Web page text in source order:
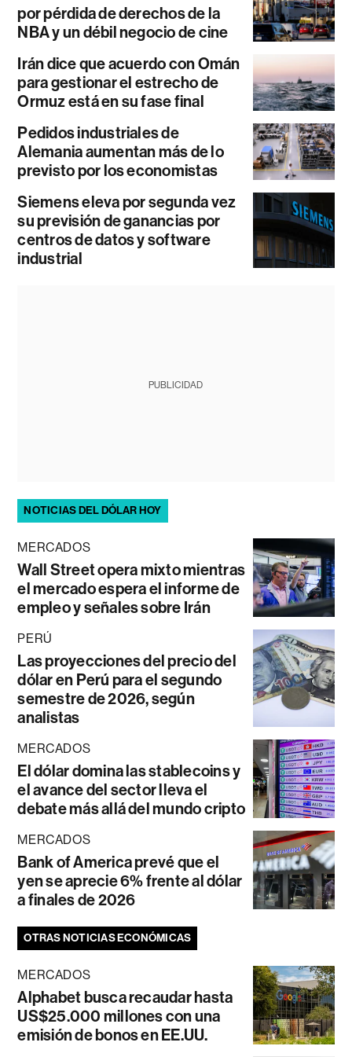
por pérdida de derechos de la
NBA y un débil negocio de cine
Irán dice que acuerdo con Omán
para gestionar el estrecho de
Ormuz está en su fase final
Pedidos industriales de
Alemania aumentan más de lo
previsto por los economistas
Siemens eleva por segunda vez
su previsión de ganancias por
centros de datos y software
industrial
PUBLICIDAD
NOTICIAS DEL DÓLAR HOY
MERCADOS
Wall Street opera mixto mientras
el mercado espera el informe de
empleo y señales sobre Irán
PERÚ
Las proyecciones del precio del
dólar en Perú para el segundo
semestre de 2026, según
analistas
MERCADOS
El dólar domina las stablecoins y
el avance del sector lleva el
debate más allá del mundo cripto
MERCADOS
Bank of America prevé que el
yen se aprecie 6% frente al dólar
a finales de 2026
OTRAS NOTICIAS ECONÓMICAS
MERCADOS
Alphabet busca recaudar hasta
US$25.000 millones con una
emisión de bonos en EE.UU.